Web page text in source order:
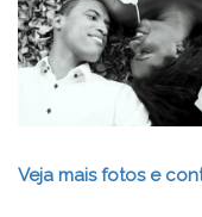
Veja mais fotos e